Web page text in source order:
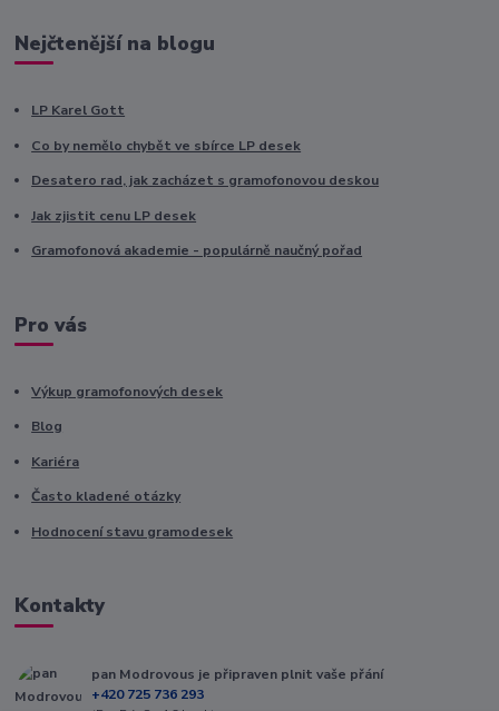
Nejčtenější na blogu
LP Karel Gott
Co by nemělo chybět ve sbírce LP desek
Desatero rad, jak zacházet s gramofonovou deskou
Jak zjistit cenu LP desek
Gramofonová akademie - populárně naučný pořad
Pro vás
Výkup gramofonových desek
Blog
Kariéra
Často kladené otázky
Hodnocení stavu gramodesek
Kontakty
pan Modrovous je připraven plnit vaše přání
+420 725 736 293